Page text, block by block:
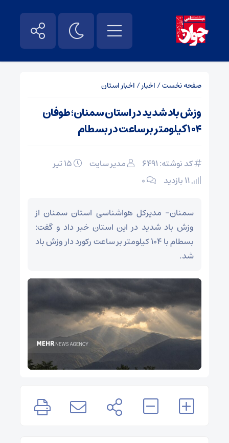
صفحه نخست/ اخبار/ اخبار استان
وزش باد شدید در استان سمنان؛ طوفان
۱۰۴ کیلومتر برساعت در بسطام
کد نوشته: 6491 مدیر سایت
۰
سمنان- مدیرکل هواشناسی استان سمنان از
وزش باد شدید در این استان خبر داد و گفت:
بسطام با ۱۰۴ کیلومتر بر ساعت رکورد دار وزش باد
شد.